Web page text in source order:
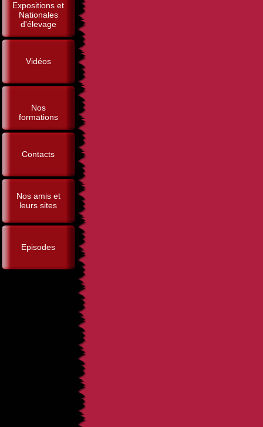
Expositions et
Nationales
d'élevage
Vidéos
Nos
formations
Contacts
Nos amis et
leurs sites
Episodes